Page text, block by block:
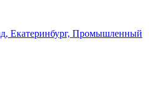
Екатеринбург, Промышленный